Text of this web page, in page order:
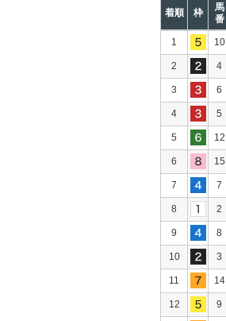
着順 枠
馬
番
1 10
2 4
3 6
4 5
5 12
6 15
7 7
8 2
9 8
10 3
11 14
12 9